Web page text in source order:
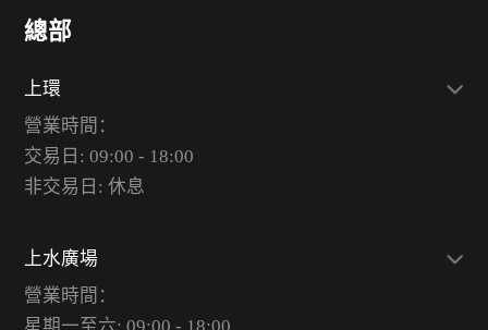
總部
上環
營業時間：
交易日: 09:00 - 18:00
非交易日: 休息
上水廣場
營業時間：